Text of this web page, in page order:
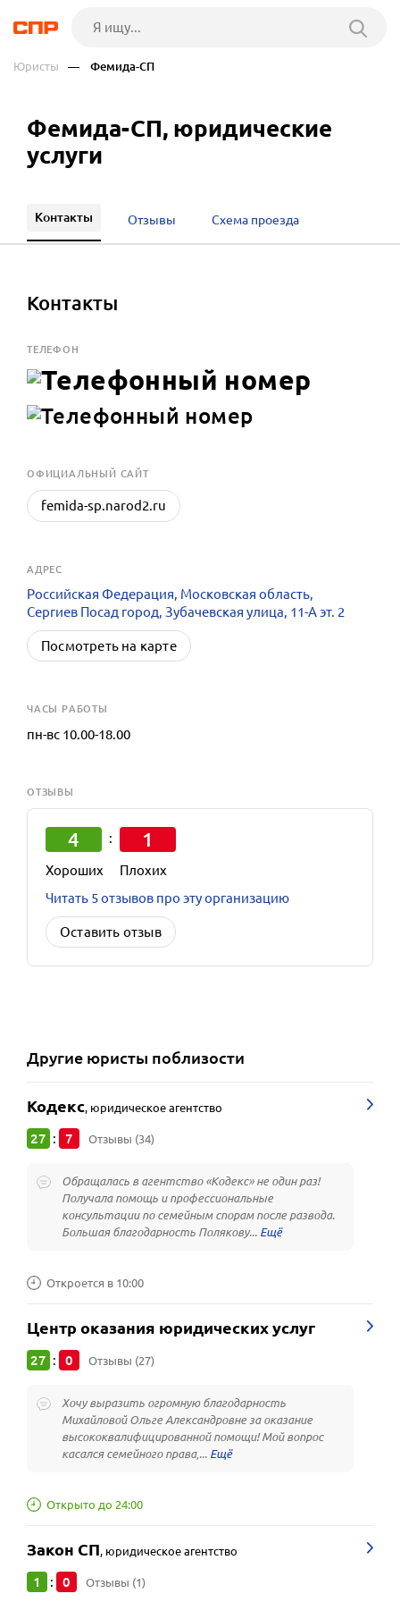
Юристы — Фемида-СП
Фемида-СП, юридические
услуги
Контакты Отзывы Схема проезда
Контакты
ТЕЛЕФОН
OФИЦИАЛЬНЫЙ САЙТ
femida-sp.narod2.ru
АДРЕС
Российская Федерация, Московская область,
Сергиев Посад город, Зубачевская улица, 11-А эт. 2
Посмотреть на карте
ЧАСЫ РАБОТЫ
пн-вс 10.00-18.00
ОТЗЫВЫ
4
Хороших
: 1
Плохих
Читать 5 отзывов про эту организацию
Оставить отзыв
Другие юристы поблизости
Кодекс, юридическое агентство
27 : 7 Отзывы (34)
Обращалась в агентство «Кодекс» не один раз!
Получала помощь и профессиональные
консультации по семейным спорам после развода.
Большая благодарность Полякову...
Откроется в 10:00
Центр оказания юридических услуг
27 : 0 Отзывы (27)
Хочу выразить огромную благодарность
Михайловой Ольге Александровне за оказание
высококвалифицированной помощи! Мой вопрос
касался семейного права,...
Открыто до 24:00
Закон СП, юридическое агентство
1 : 0 Отзывы (1)